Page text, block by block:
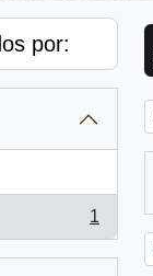
por:
1